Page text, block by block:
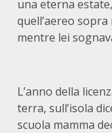
una eterna
quell’aereo
mentre lei
L’anno della
terra, sull’isola
scuola mamma